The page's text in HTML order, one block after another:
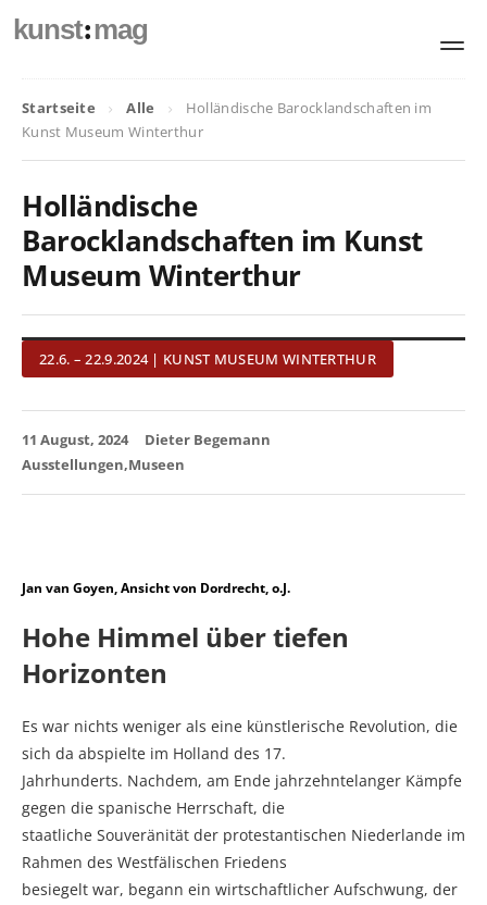
kunst:mag
Startseite Alle
Holländische Barocklandschaften im
Kunst Museum Winterthur
Holländische
Barocklandschaften im Kunst
Museum Winterthur
22.6. – 22.9.2024 | KUNST MUSEUM WINTERTHUR
11 August, 2024
Dieter Begemann
Ausstellungen Museen
Jan van Goyen, Ansicht von Dordrecht, o.J.
Hohe Himmel über tiefen
Horizonten
Es war nichts weniger als eine künstlerische Revolution, die
sich da abspielte im Holland des 17.
Jahrhunderts. Nachdem, am Ende jahrzehntelanger Kämpfe
gegen die spanische Herrschaft, die
staatliche Souveränität der protestantischen Niederlande im
Rahmen des Westfälischen Friedens
besiegelt war, begann ein wirtschaftlicher Aufschwung, der